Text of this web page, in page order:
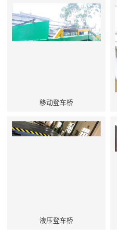
移动登车桥
液压登车桥